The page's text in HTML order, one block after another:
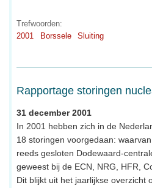
Trefwoorden:
2001
Borssele Sluiting
Rapportage storingen
31 december 2001
In 2001 hebben zich in de
18 storingen voorgedaan:
reeds gesloten Dodewaard-
geweest bij de ECN, NRG, HFR,
Dit blijkt uit het jaarlijkse overzicht